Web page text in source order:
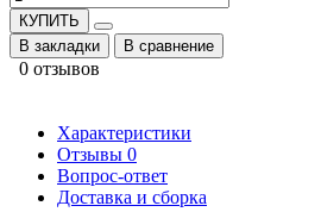
КУПИТЬ
В закладки
В сравнение
0 отзывов
Характеристики
Отзывы 0
Вопрос-ответ
Доставка и сборка